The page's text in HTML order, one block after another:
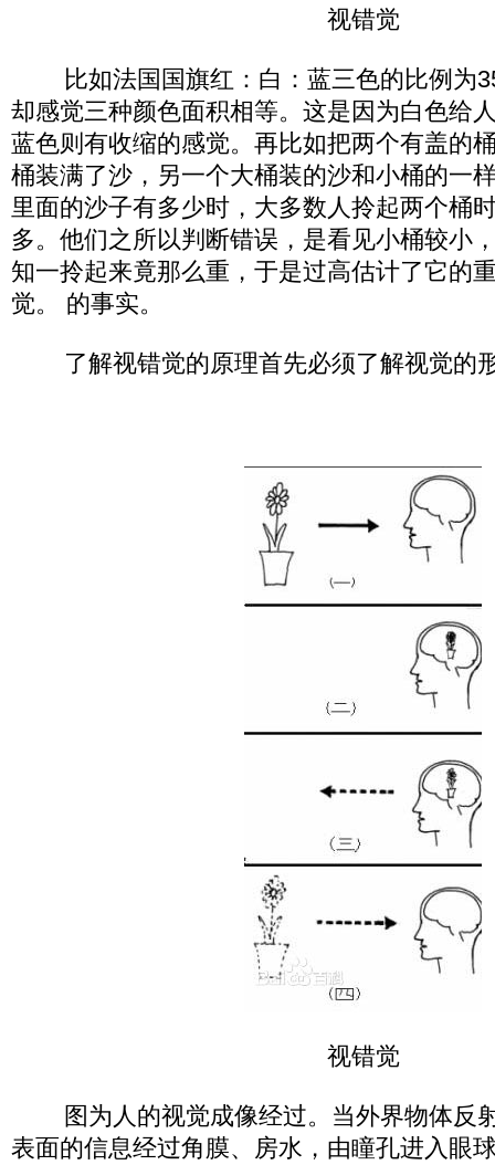
视错觉
比如法国国旗红：白：蓝三色的比例为
却感觉三种颜色面积相等。这是因为白色给
蓝色则有收缩的感觉。再比如把两个有盖的
桶装满了沙，另一个大桶装的沙和小桶的一
里面的沙子有多少时，大多数人拎起两个桶
多。他们之所以判断错误，是看见小桶较小
知一拎起来竟那么重，于是过高估计了它的
觉。 的事实。
了解视错觉的原理首先必须了解视觉的
视错觉
图为人的视觉成像经过。当外界物体反
表面的信息经过角膜、房水，由瞳孔进入眼